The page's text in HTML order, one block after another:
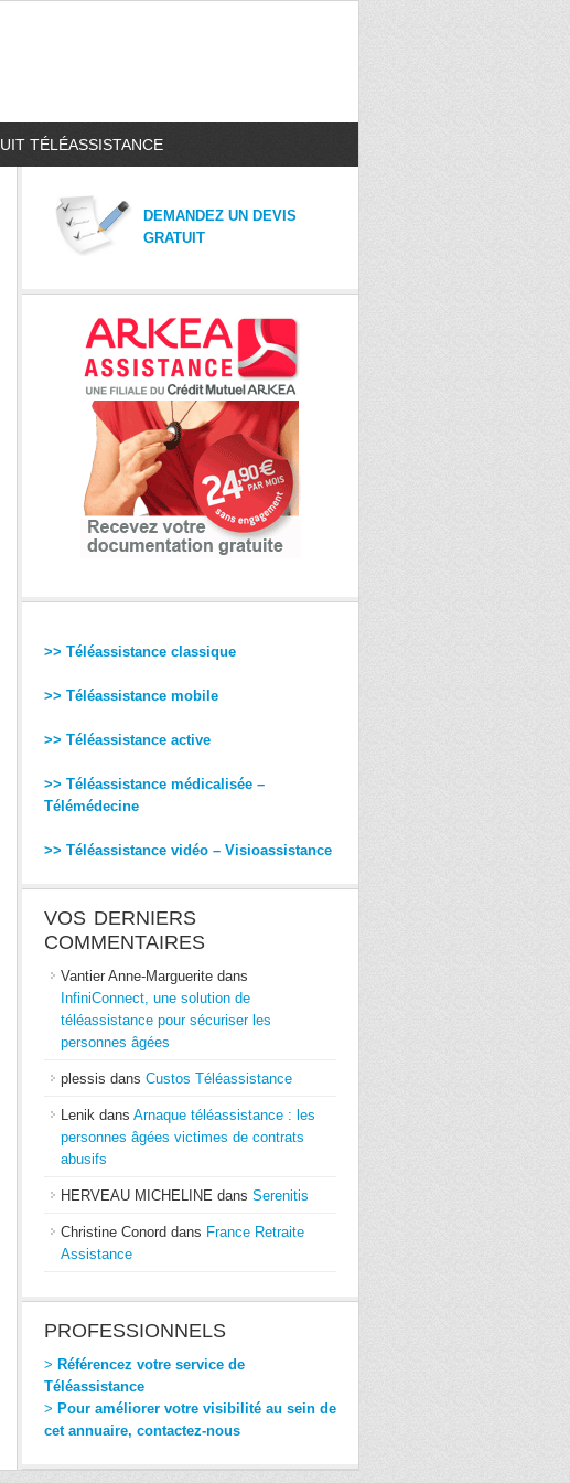
TÉLÉASSISTANCE
DEMANDEZ UN DEVIS
GRATUIT
>> Téléassistance classique
>> Téléassistance mobile
>> Téléassistance active
>> Téléassistance médicalisée –
Télémédecine
>> Téléassistance vidéo – Visioassistance
VOS DERNIERS
COMMENTAIRES
Vantier Anne-Marguerite dans
InfiniConnect, une solution de
téléassistance pour sécuriser les
personnes âgées
plessis dans Custos Téléassistance
Lenik dans Arnaque téléassistance : les
personnes âgées victimes de contrats
abusifs
HERVEAU MICHELINE dans Serenitis
Christine Conord dans France Retraite
Assistance
PROFESSIONNELS
> Référencez votre service de
Téléassistance
> Pour améliorer votre visibilité au sein de
cet annuaire, contactez-nous